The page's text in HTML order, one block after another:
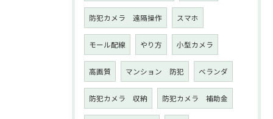
防犯カメラ 遠隔操作 スマホ
モール配線 やり方 小型カメラ
高画質 マンション 防犯 ベランダ
防犯カメラ 収納 防犯カメラ 補助金